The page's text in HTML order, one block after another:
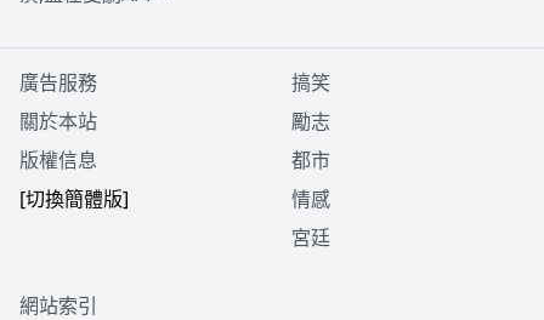
廣告服務
關於本站
版權信息
[切換簡體版]
搞笑
勵志
都市
情感
宮廷
網站索引